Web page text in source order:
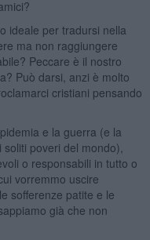
ideale per tradursi nella
ma non raggiungere
Peccare è il nostro
Può darsi, anzi è molto
cristiani pensando
e la guerra (e la
poveri del mondo),
o responsabili in tutto o
vorremmo uscire
sofferenze patite e le
già che non